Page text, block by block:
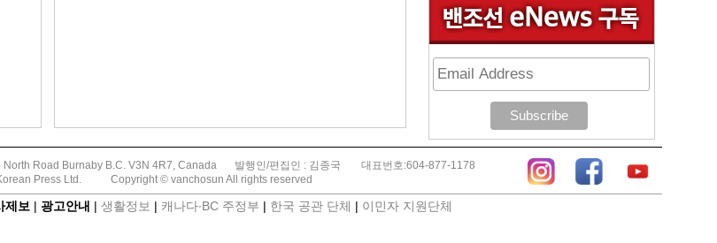
North Road Burnaby B.C. V3N 4R7, Canada 발행인/편집인 : 김종국
대표번호:604-877-1178
Press Ltd.
Copyright © vanchosun All rights reserved
제보 | 광고안내 | 생활정보 | 캐나다∙BC 주정부 | 한국 공관 단체 | 이민자 지원단체